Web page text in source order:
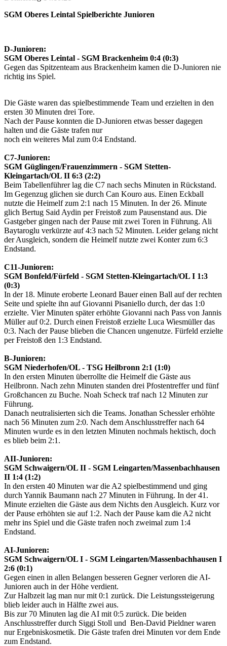
SGM Oberes Leintal Spielberichte Junioren
D-Junioren:
SGM Oberes Leintal - SGM Brackenheim 0:4 (0:3)
Gegen das Spitzenteam aus Brackenheim kamen die D-Junioren nie
richtig ins Spiel.
Die Gäste waren das spielbestimmende Team und erzielten in den
ersten 30 Minuten drei Tore.
Nach der Pause konnten die D-Junioren etwas besser dagegen
halten und die Gäste trafen nur
noch ein weiteres Mal zum 0:4 Endstand.
C7-Junioren:
SGM Güglingen/Frauenzimmern - SGM Stetten-
Kleingartach/OL II 6:3 (2:2)
Beim Tabellenführer lag die C7 nach sechs Minuten in Rückstand.
Im Gegenzug glichen sie durch Can Kouro aus. Einen Eckball
nutzte die Heimelf zum 2:1 nach 15 Minuten. In der 26. Minute
glich Bertug Said Aydin per Freistoß zum Pausenstand aus. Die
Gastgeber gingen nach der Pause mit zwei Toren in Führung. Ali
Baytaroglu verkürzte auf 4:3 nach 52 Minuten. Leider gelang nicht
der Ausgleich, sondern die Heimelf nutzte zwei Konter zum 6:3
Endstand.
C11-Junioren:
SGM Bonfeld/Fürfeld - SGM Stetten-Kleingartach/OL I 1:3
(0:3)
In der 18. Minute eroberte Leonard Bauer einen Ball auf der rechten
Seite und spielte ihn auf Giovanni Pisaniello durch, der das 1:0
erzielte. Vier Minuten später erhöhte Giovanni nach Pass von Jannis
Müller auf 0:2. Durch einen Freistoß erzielte Luca Wiesmüller das
0:3. Nach der Pause blieben die Chancen ungenutze. Fürfeld erzielte
per Freistoß den 1:3 Endstand.
B-Junioren:
SGM Niederhofen/OL - TSG Heilbronn 2:1 (1:0)
In den ersten Minuten überrollte die Heimelf die Gäste aus
Heilbronn. Nach zehn Minuten standen drei Pfostentreffer und fünf
Großchancen zu Buche. Noah Scheck traf nach 12 Minuten zur
Führung.
Danach neutralisierten sich die Teams. Jonathan Schessler erhöhte
nach 56 Minuten zum 2:0. Nach dem Anschlusstreffer nach 64
Minuten wurde es in den letzten Minuten nochmals hektisch, doch
es blieb beim 2:1.
AII-Junioren:
SGM Schwaigern/OL II - SGM Leingarten/Massenbachhausen
II 1:4 (1:2)
In den ersten 40 Minuten war die A2 spielbestimmend und ging
durch Yannik Baumann nach 27 Minuten in Führung. In der 41.
Minute erzielten die Gäste aus dem Nichts den Ausgleich. Kurz vor
der Pause erhöhten sie auf 1:2. Nach der Pause kam die A2 nicht
mehr ins Spiel und die Gäste trafen noch zweimal zum 1:4
Endstand.
AI-Junioren:
SGM Schwaigern/OL I - SGM Leingarten/Massenbachhausen I
2:6 (0:1)
Gegen einen in allen Belangen besseren Gegner verloren die AI-
Junioren auch in der Höhe verdient.
Zur Halbzeit lag man nur mit 0:1 zurück. Die Leistungssteigerung
blieb leider auch in Hälfte zwei aus.
Bis zur 70 Minuten lag die AI mit 0:5 zurück. Die beiden
Anschlusstreffer durch Siggi Stoll und Ben-David Pieldner waren
nur Ergebniskosmetik. Die Gäste trafen drei Minuten vor dem Ende
zum Endstand.